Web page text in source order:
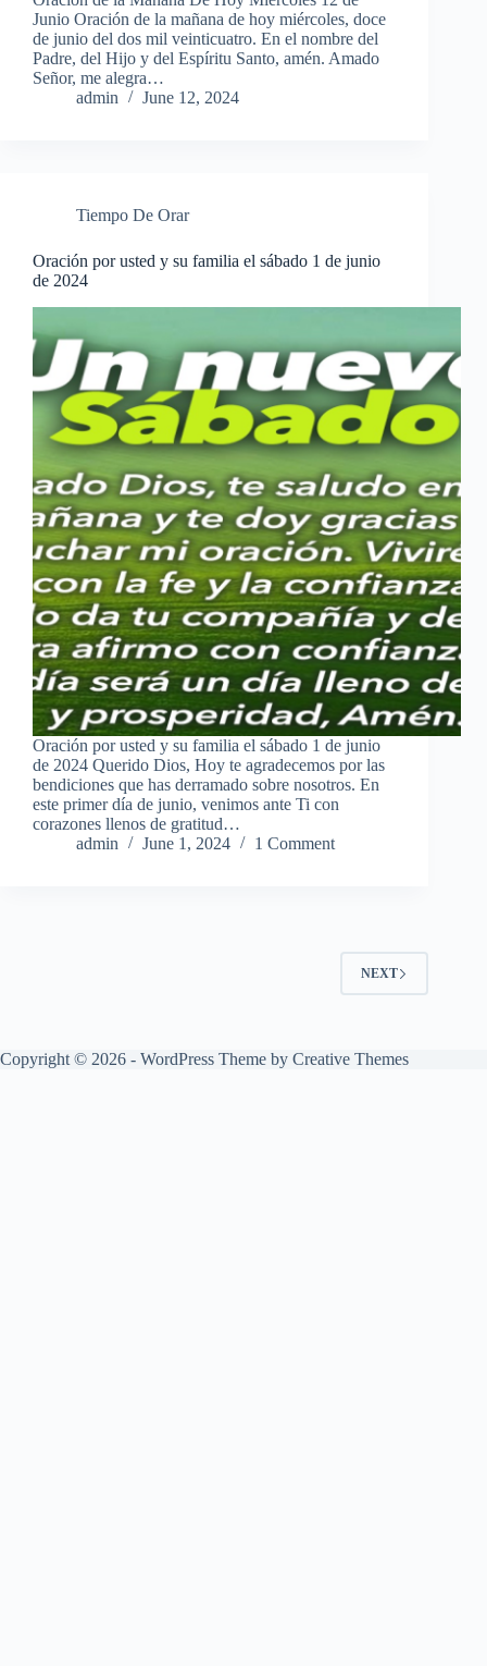
Junio Oración de la mañana de hoy miércoles, doce
de junio del dos mil veinticuatro. En el nombre del
Padre, del Hijo y del Espíritu Santo, amén. Amado
Señor, me alegra…
admin
June 12, 2024
Tiempo De Orar
Oración por usted y su familia el sábado 1 de junio
de 2024
Oración por usted y su familia el sábado 1 de junio
de 2024 Querido Dios, Hoy te agradecemos por las
bendiciones que has derramado sobre nosotros. En
este primer día de junio, venimos ante Ti con
corazones llenos de gratitud…
admin
June 1, 2024 1 Comment
NEXT
Copyright © 2026 - WordPress Theme by Creative Themes